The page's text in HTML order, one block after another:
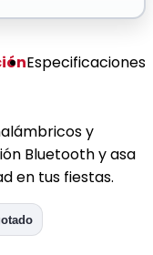
Especificaciones
y
Bluetooth y asa
en tus fiestas.